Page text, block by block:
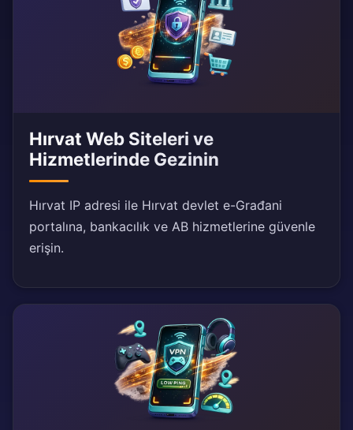
Hırvat Web Siteleri ve
Hizmetlerinde Gezinin
Hırvat IP adresi ile Hırvat devlet e-Građani
portalına, bankacılık ve AB hizmetlerine güvenle
erişin.